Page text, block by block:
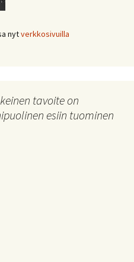
nytverkkosivuilla
tavoite on
esiin tuominen